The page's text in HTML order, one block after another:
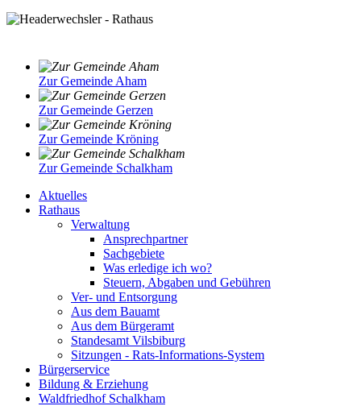
Zur Gemeinde Aham
Zur Gemeinde Gerzen
Zur Gemeinde Kröning
Zur Gemeinde Schalkham
Aktuelles
Rathaus
Verwaltung
Ansprechpartner
Sachgebiete
Was erledige ich wo?
Steuern, Abgaben und Gebühren
Ver- und Entsorgung
Aus dem Bauamt
Aus dem Bürgeramt
Standesamt Vilsbiburg
Sitzungen - Rats-Informations-System
Bürgerservice
Bildung & Erziehung
Waldfriedhof Schalkham